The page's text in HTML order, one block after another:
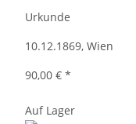
Urkunde
10.12.1869, Wien
90,00 € *
Auf Lager